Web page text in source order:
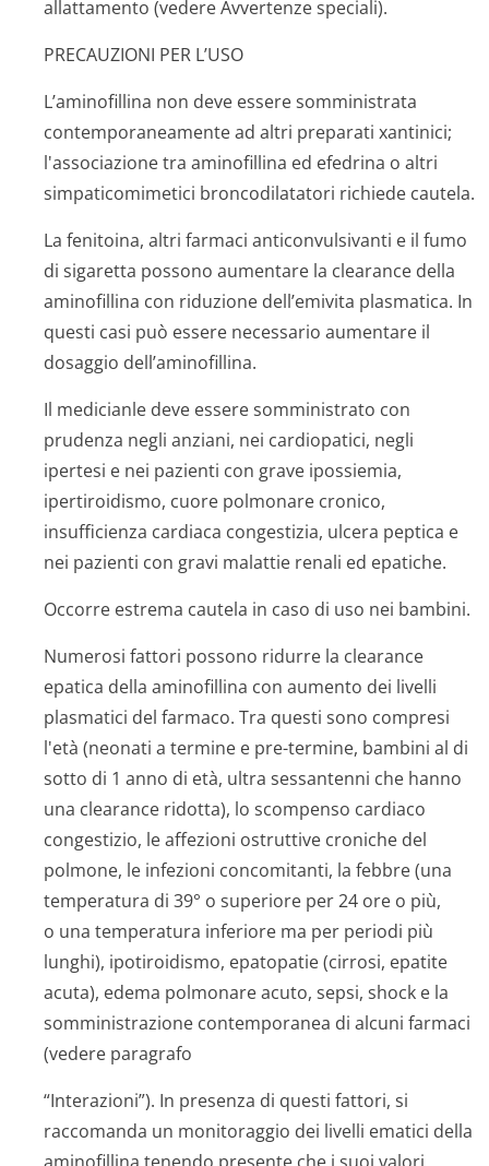
allattamento (vedere Avvertenze speciali).
PRECAUZIONI PER L’USO
L’aminofillina non deve essere somministrata
contemporaneamente ad altri preparati xantinici;
l'associazione tra aminofillina ed efedrina o altri
simpaticomimetici broncodilatatori richiede cautela.
La fenitoina, altri farmaci anticonvulsivanti e il fumo
di sigaretta possono aumentare la clearance della
aminofillina con riduzione dell’emivita plasmatica. In
questi casi può essere necessario aumentare il
dosaggio dell’aminofillina.
Il medicianle deve essere somministrato con
prudenza negli anziani, nei cardiopatici, negli
ipertesi e nei pazienti con grave ipossiemia,
ipertiroidismo, cuore polmonare cronico,
insufficienza cardiaca congestizia, ulcera peptica e
nei pazienti con gravi malattie renali ed epatiche.
Occorre estrema cautela in caso di uso nei bambini.
Numerosi fattori possono ridurre la clearance
epatica della aminofillina con aumento dei livelli
plasmatici del farmaco. Tra questi sono compresi
l'età (neonati a termine e pre-termine, bambini al di
sotto di 1 anno di età, ultra sessantenni che hanno
una clearance ridotta), lo scompenso cardiaco
congestizio, le affezioni ostruttive croniche del
polmone, le infezioni concomitanti, la febbre (una
temperatura di 39° o superiore per 24 ore o più,
o una temperatura inferiore ma per periodi più
lunghi), ipotiroidismo, epatopatie (cirrosi, epatite
acuta), edema polmonare acuto, sepsi, shock e la
somministrazione contemporanea di alcuni farmaci
(vedere paragrafo
“Interazioni”). In presenza di questi fattori, si
raccomanda un monitoraggio dei livelli ematici della